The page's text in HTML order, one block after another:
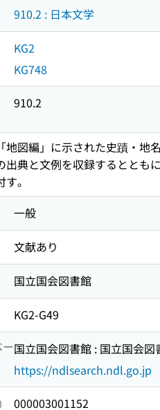
910.2 : 日本文学
KG2
KG748
910.2
地図編」に示された史蹟・地
出典と文例を収録するととも
。
一般
文献あり
国立国会図書館
KG2-G49
国立国会図書館 : 国立国会図
https://ndlsearch.ndl.go.jp
000003001152